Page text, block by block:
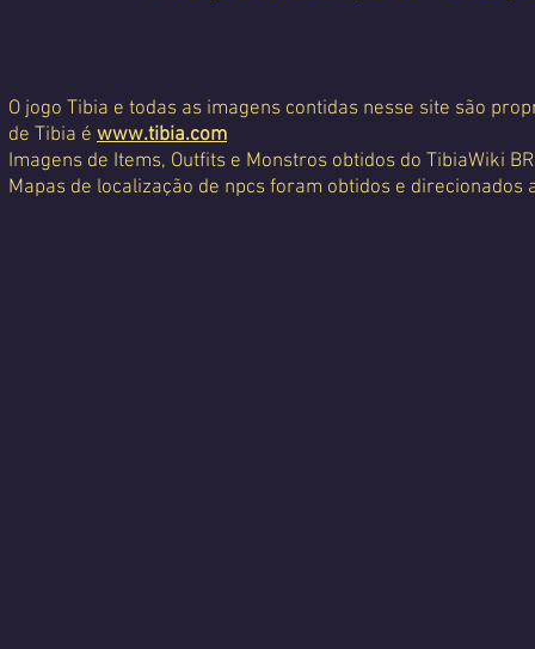
O jogo Tibia e todas as imagens contidas nesse site são
de Tibia é www.tibia.com
Imagens de Items, Outfits e Monstros obtidos do TibiaWiki
Mapas de localização de npcs foram obtidos e direcionados